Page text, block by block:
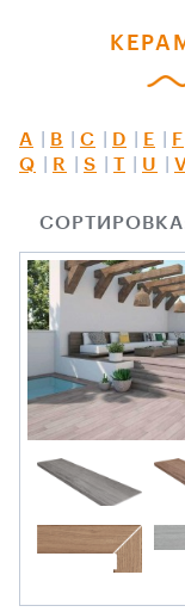
A B C D E F
Q
R S T U